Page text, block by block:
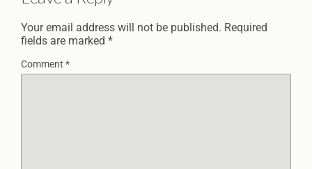
Your email address will not be published. Required
fields are marked *
Comment *